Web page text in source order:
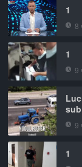
1
8
1
9
9
1